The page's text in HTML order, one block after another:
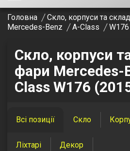
Головна
Скло, корпуси та
Mercedes-Benz
A-Class
Скло, корпуси
фари Mercedes-
Class W176
Всі позиції Скло
Ліхтарі Декор